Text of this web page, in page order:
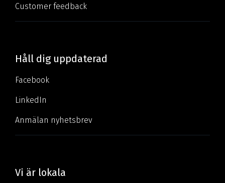
Customer feedback
Håll dig uppdaterad
Facebook
LinkedIn
Anmälan nyhetsbrev
Vi är lokala